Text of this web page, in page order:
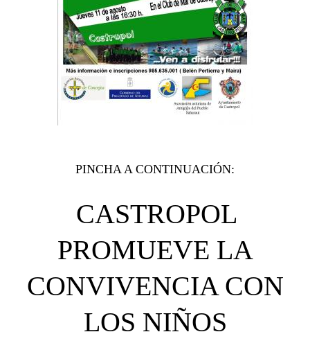
PINCHA A CONTINUACIÓN:
CASTROPOL
PROMUEVE LA
CONVIVENCIA CON
LOS NIÑOS